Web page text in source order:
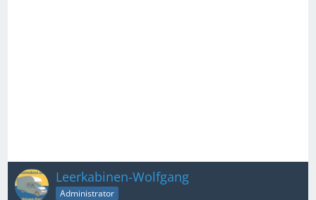
Leerkabinen-Wolfgang
Administrator